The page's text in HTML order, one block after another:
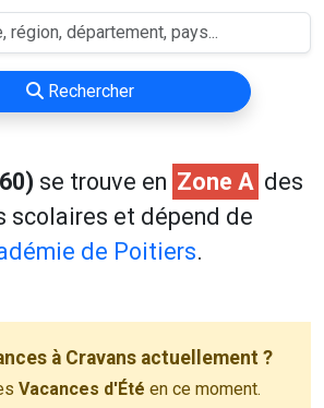
Rechercher
se trouve en Zone A des
scolaires et dépend de
de Poitiers.
à Cravans actuellement ?
Vacances d'Été en ce moment.